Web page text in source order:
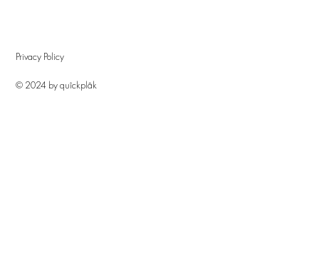
Privacy Policy
© 2024 by quîckplâk